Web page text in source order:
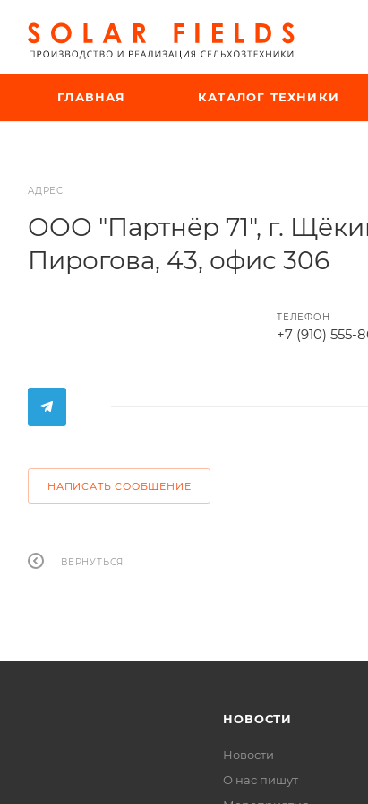
ГЛАВНАЯ КАТАЛОГ ТЕХНИКИ
АДРЕС
ООО "Партнёр 71", г.
Пирогова, 43, офис 306
ТЕЛЕФОН
+7 (910) 555-
НАПИСАТЬ СООБЩЕНИЕ
ВЕРНУТЬСЯ
НОВОСТИ
Новости
О нас пишут